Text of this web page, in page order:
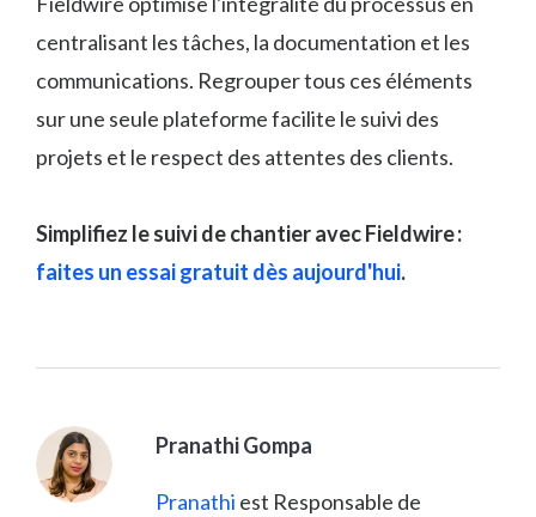
centralisant les tâches, la documentation et les
communications. Regrouper tous ces éléments
sur une seule plateforme facilite le suivi des
projets et le respect des attentes des clients.
Simplifiez le suivi de chantier avec Fieldwire :
faites un essai gratuit dès aujourd'hui.
Pranathi Gompa
Pranathi est Responsable de